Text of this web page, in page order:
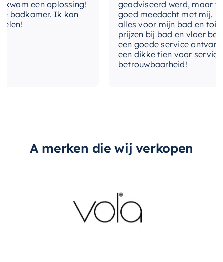
een oplossing!
Ik kan
geadviseerd werd, maar
goed meedacht met mij.
alles voor mijn bad en toilet
prijzen bij bad en vloer
een goede service
een dikke tien voor service,
betrouwbaarheid!
A merken die wij verkopen